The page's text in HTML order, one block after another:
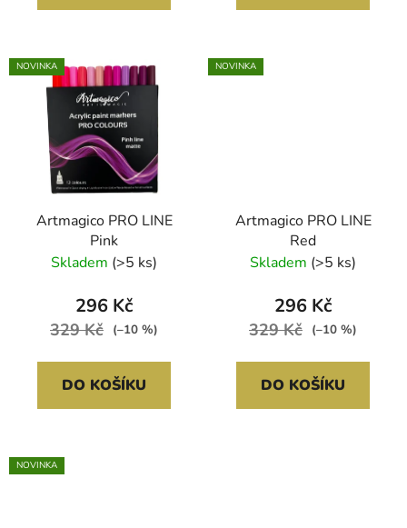
NOVINKA
Artmagico PRO LINE
Pink
Skladem (>5 ks)
296 Kč
329 Kč (–10 %)
DO KOŠÍKU
NOVINKA
Artmagico PRO LINE
Red
Skladem (>5 ks)
296 Kč
329 Kč (–10 %)
DO KOŠÍKU
NOVINKA